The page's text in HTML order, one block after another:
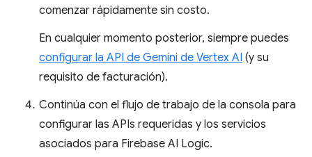
comenzar rápidamente sin costo.
En cualquier momento posterior, siempre puedes
configurar la API de Gemini de Vertex AI (y su
requisito de facturación).
Continúa con el flujo de trabajo de la consola para
configurar las APIs requeridas y los servicios
asociados para Firebase AI Logic.